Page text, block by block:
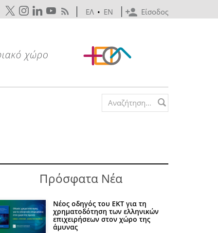
Είσοδος
ΕΛ • EN
Search form
Πρόσφατα Νέα
Νέος οδηγός του ΕΚΤ για τη
χρηματοδότηση των ελληνικών
επιχειρήσεων στον χώρο της
άμυνας